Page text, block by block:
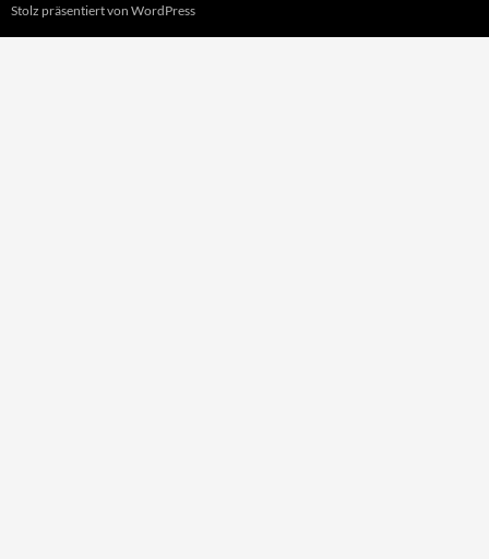
Stolz präsentiert von WordPress